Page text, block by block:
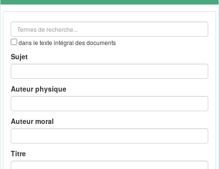
outils
dans le texte intégral des documents
Sujet
Auteur physique
Auteur moral
Titre